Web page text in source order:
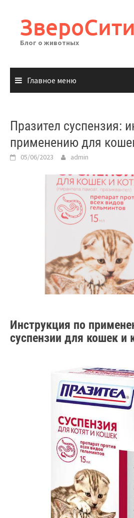
содержимому
ЗвероСити
Блог о животных
Главное меню
Празител суспензия:
применению для
05/06/2023 admin
Инструкция по
суспензии для кошек и